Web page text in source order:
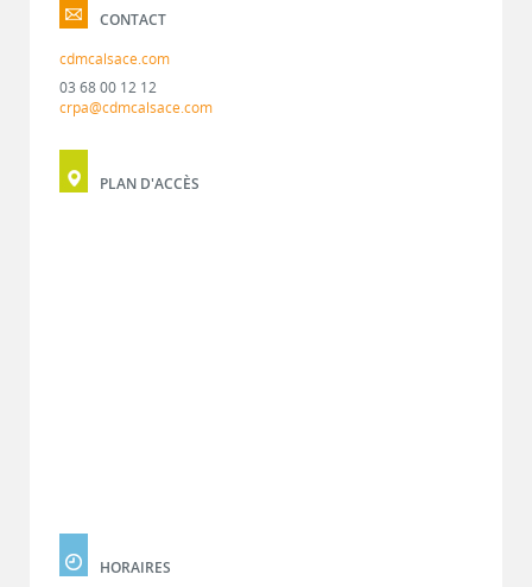
CONTACT
cdmcalsace.com
03 68 00 12 12
crpa@cdmcalsace.com
PLAN D'ACCÈS
HORAIRES